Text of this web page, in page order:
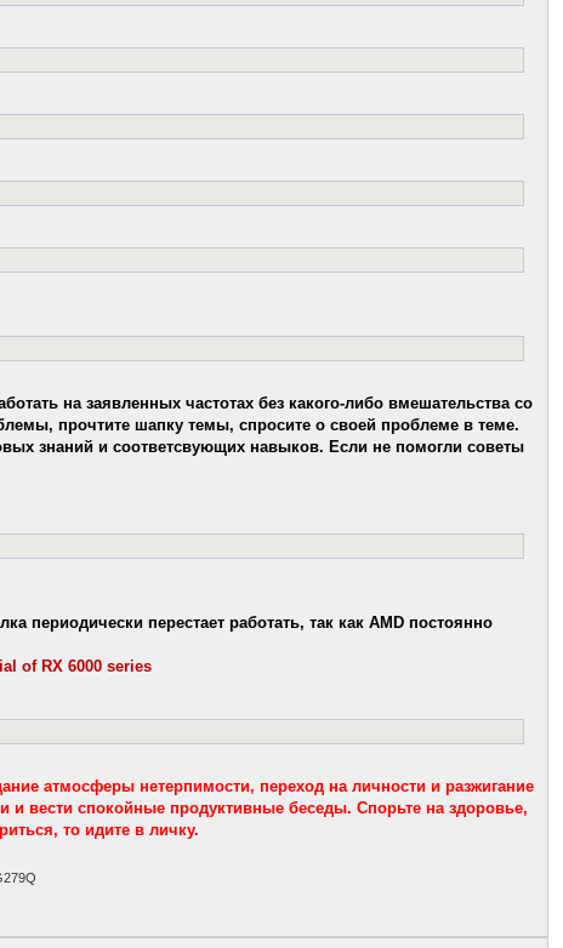
на заявленных частотах без какого-либо вмешательства со
прочтите шапку темы, спросите о своей проблеме в теме.
знаний и соответсвующих навыков. Если не помогли советы
периодически перестает работать, так как AMD постоянно
of RX 6000 series
атмосферы нетерпимости, переход на личности и разжигание
и вести спокойные продуктивные беседы. Спорьте на здоровье,
то идите в личку.